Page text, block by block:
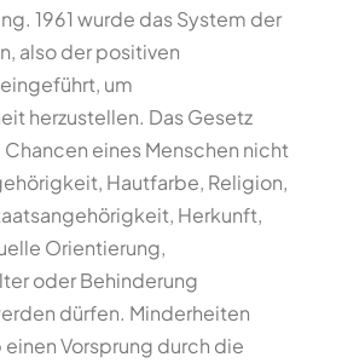
1961 wurde das System der
also der positiven
um
herzustellen. Das Gesetz
eines Menschen nicht
Hautfarbe, Religion,
Herkunft,
Orientierung,
oder Behinderung
dürfen. Minderheiten
Vorsprung durch die